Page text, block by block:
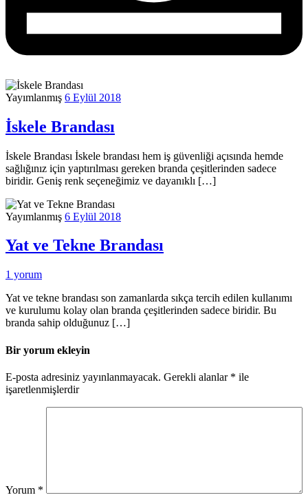
Yayımlanmış 6 Eylül 2018
İskele Brandası
İskele Brandası İskele brandası hem iş güvenliği açısında hemde
sağlığınız için yaptırılması gereken branda çeşitlerinden sadece
biridir. Geniş renk seçeneğimiz ve dayanıklı […]
Yayımlanmış 6 Eylül 2018
Yat ve Tekne Brandası
1 yorum
Yat ve tekne brandası son zamanlarda sıkça tercih edilen kullanımı
ve kurulumu kolay olan branda çeşitlerinden sadece biridir. Bu
branda sahip olduğunuz […]
Bir yorum ekleyin
E-posta adresiniz yayınlanmayacak. Gerekli alanlar * ile
işaretlenmişlerdir
Yorum *